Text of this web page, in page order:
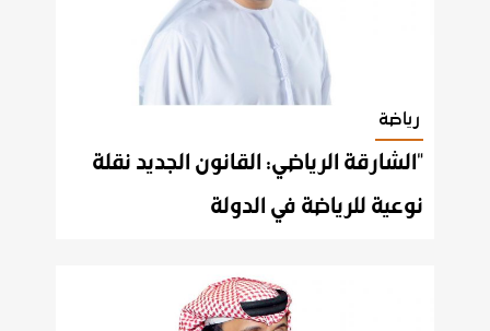
رياضة
"الشارقة الرياضي: القانون الجديد نقلة
نوعية للرياضة في الدولة